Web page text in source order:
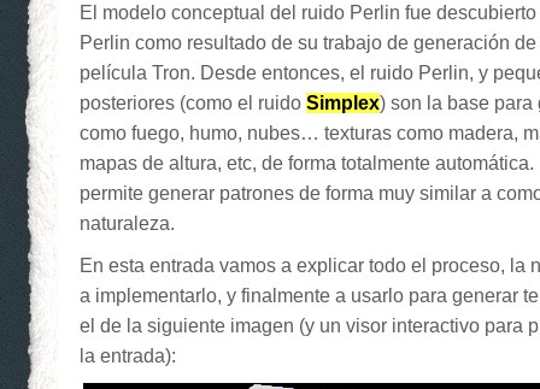
El modelo conceptual del ruido Perlin fue
Perlin como resultado de su trabajo de generación
película Tron. Desde entonces, el ruido Perlin, y
posteriores (como el ruido Simplex) son la base para
como fuego, humo, nubes… texturas como madera,
mapas de altura, etc, de forma totalmente
permite generar patrones de forma muy similar a
naturaleza.
En esta entrada vamos a explicar todo el proceso, la
a implementarlo, y finalmente a usarlo para generar
el de la siguiente imagen (y un visor interactivo para
la entrada):